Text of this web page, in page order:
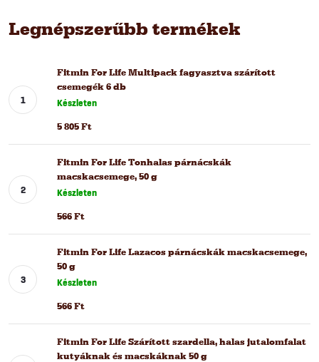
Legnépszerűbb termékek
Fitmin For Life Multipack fagyasztva szárított
csemegék 6 db
Készleten
5 805 Ft
Fitmin For Life Tonhalas párnácskák
macskacsemege, 50 g
Készleten
566 Ft
Fitmin For Life Lazacos párnácskák macskacsemege,
50 g
Készleten
566 Ft
Fitmin For Life Szárított szardella, halas jutalomfalat
kutyáknak és macskáknak 50 g